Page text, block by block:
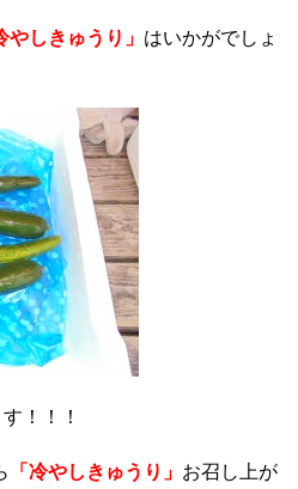
やしきゅうり」 はいかがでしょ
！！！
「冷やしきゅうり」 お召し上が